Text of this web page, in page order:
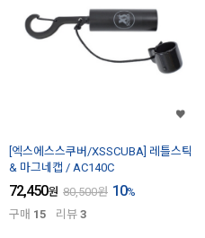
[엑스에스스쿠버/XSSCUBA] 레틀스틱
& 마그네캡 / AC140C
72,450원 80,500원 10%
구매 15 리뷰 3